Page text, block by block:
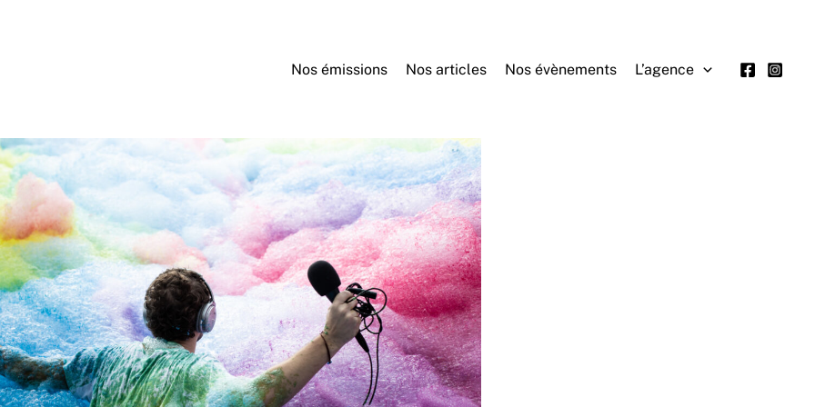
Nos émissions Nos articles Nos évènements L’agence